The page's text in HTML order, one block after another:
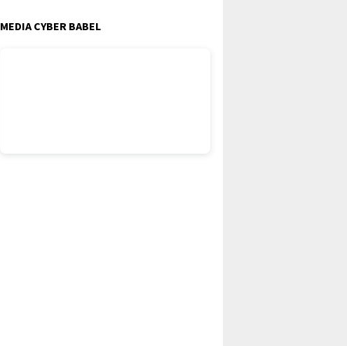
MEDIA CYBER BABEL